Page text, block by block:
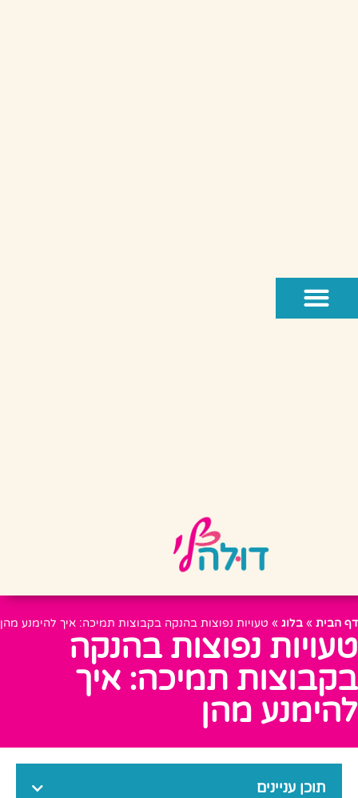
דף הבית » בלוג » טעויות נפוצות בהנקה בקבוצות תמיכה: איך להימנע מהן
טעויות נפוצות בהנקה
בקבוצות תמיכה: איך
להימנע מהן
תוכן עניינים